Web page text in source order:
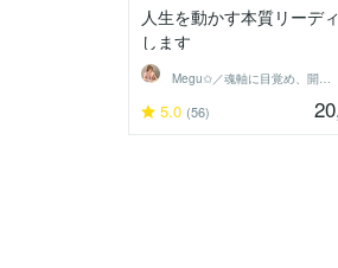
人生を動かす本質リーデ
します
5.0 (56)